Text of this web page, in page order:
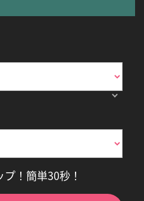
！簡単30秒！